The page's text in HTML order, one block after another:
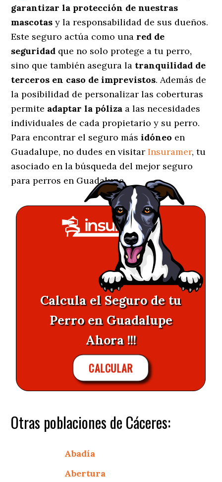
garantizar la protección de nuestras
mascotas y la responsabilidad de sus dueños.
Este seguro actúa como una red de
seguridad que no solo protege a tu perro,
sino que también asegura la tranquilidad de
terceros en caso de imprevistos. Además de
la posibilidad de personalizar las coberturas
permite adaptar la póliza a las necesidades
individuales de cada propietario y su perro.
Para encontrar el seguro másidóneo en
Guadalupe, no dudes en visitarInsuramer, tu
asociado en la búsqueda del mejor seguro
para perros en Guadalupe.
Calcula el Seguro de tu
Perro en Guadalupe
Ahora !!!
CALCULAR
Otras poblaciones de Cáceres:
Abadía
Abertura